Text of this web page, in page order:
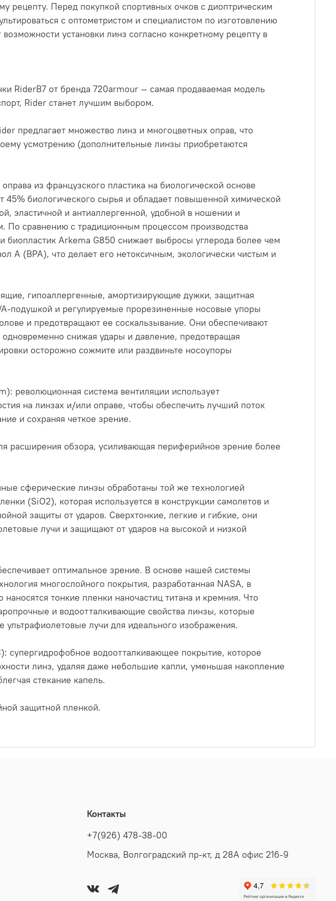
рецепту. Перед покупкой спортивных очков с диоптрическим
с оптометристом и специалистом по изготовлению
установки линз согласно конкретному рецепту в
RiderB7 от бренда 720armour — самая продаваемая модель
Rider станет лучшим выбором.
предлагает множество линз и многоцветных оправ, что
усмотрению (дополнительные линзы приобретаются
из французского пластика на биологической основе
45% биологического сырья и обладает повышенной химической
эластичной и антиаллергенной, удобной в ношении и
По сравнению с традиционным процессом производства
биопластик Arkema G850 снижает выбросы углерода более чем
А (BPA), что делает его нетоксичным, экологически чистым и
гипоаллергенные, амортизирующие дужки, защитная
подушкой и регулируемые прорезиненные носовые упоры
и предотвращают ее соскальзывание. Они обеспечивают
снижая удары и давление, предотвращая
осторожно сожмите или раздвиньте носоупоры
революционная система вентиляции использует
на линзах и/или оправе, чтобы обеспечить лучший поток
и сохраняя четкое зрение.
расширения обзора, усиливающая периферийное зрение более
сферические линзы обработаны той же технологией
(SiO2), которая используется в конструкции самолетов и
защиты от ударов. Сверхтонкие, легкие и гибкие, они
лучи и защищают от ударов на высокой и низкой
оптимальное зрение. В основе нашей системы
многослойного покрытия, разработанная NASA, в
наносятся тонкие пленки наночастиц титана и кремния. Что
и водоотталкивающие свойства линзы, которые
ультрафиолетовые лучи для идеального изображения.
супергидрофобное водоотталкивающее покрытие, которое
линз, удаляя даже небольшие капли, уменьшая накопление
стекание капель.
защитной пленкой.
Контакты
+7(926) 478-38-00
Москва, Волгоградский пр-кт, д 28A офис 216-9